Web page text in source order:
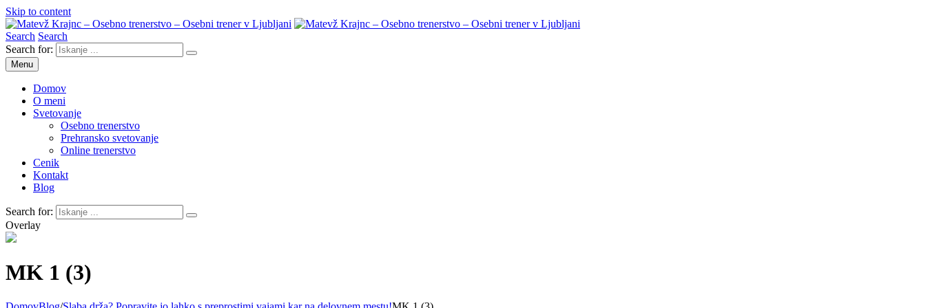
Skip to content
Matevž Krajnc – Osebno trenerstvo – Osebni trener v Ljubljani
Osebno trenerstvo
Search Search
Search for:
Menu
Domov
O meni
Svetovanje
Osebno trenerstvo
Prehransko svetovanje
Online trenerstvo
Cenik
Kontakt
Blog
Search for:
Overlay
MK 1 (3)